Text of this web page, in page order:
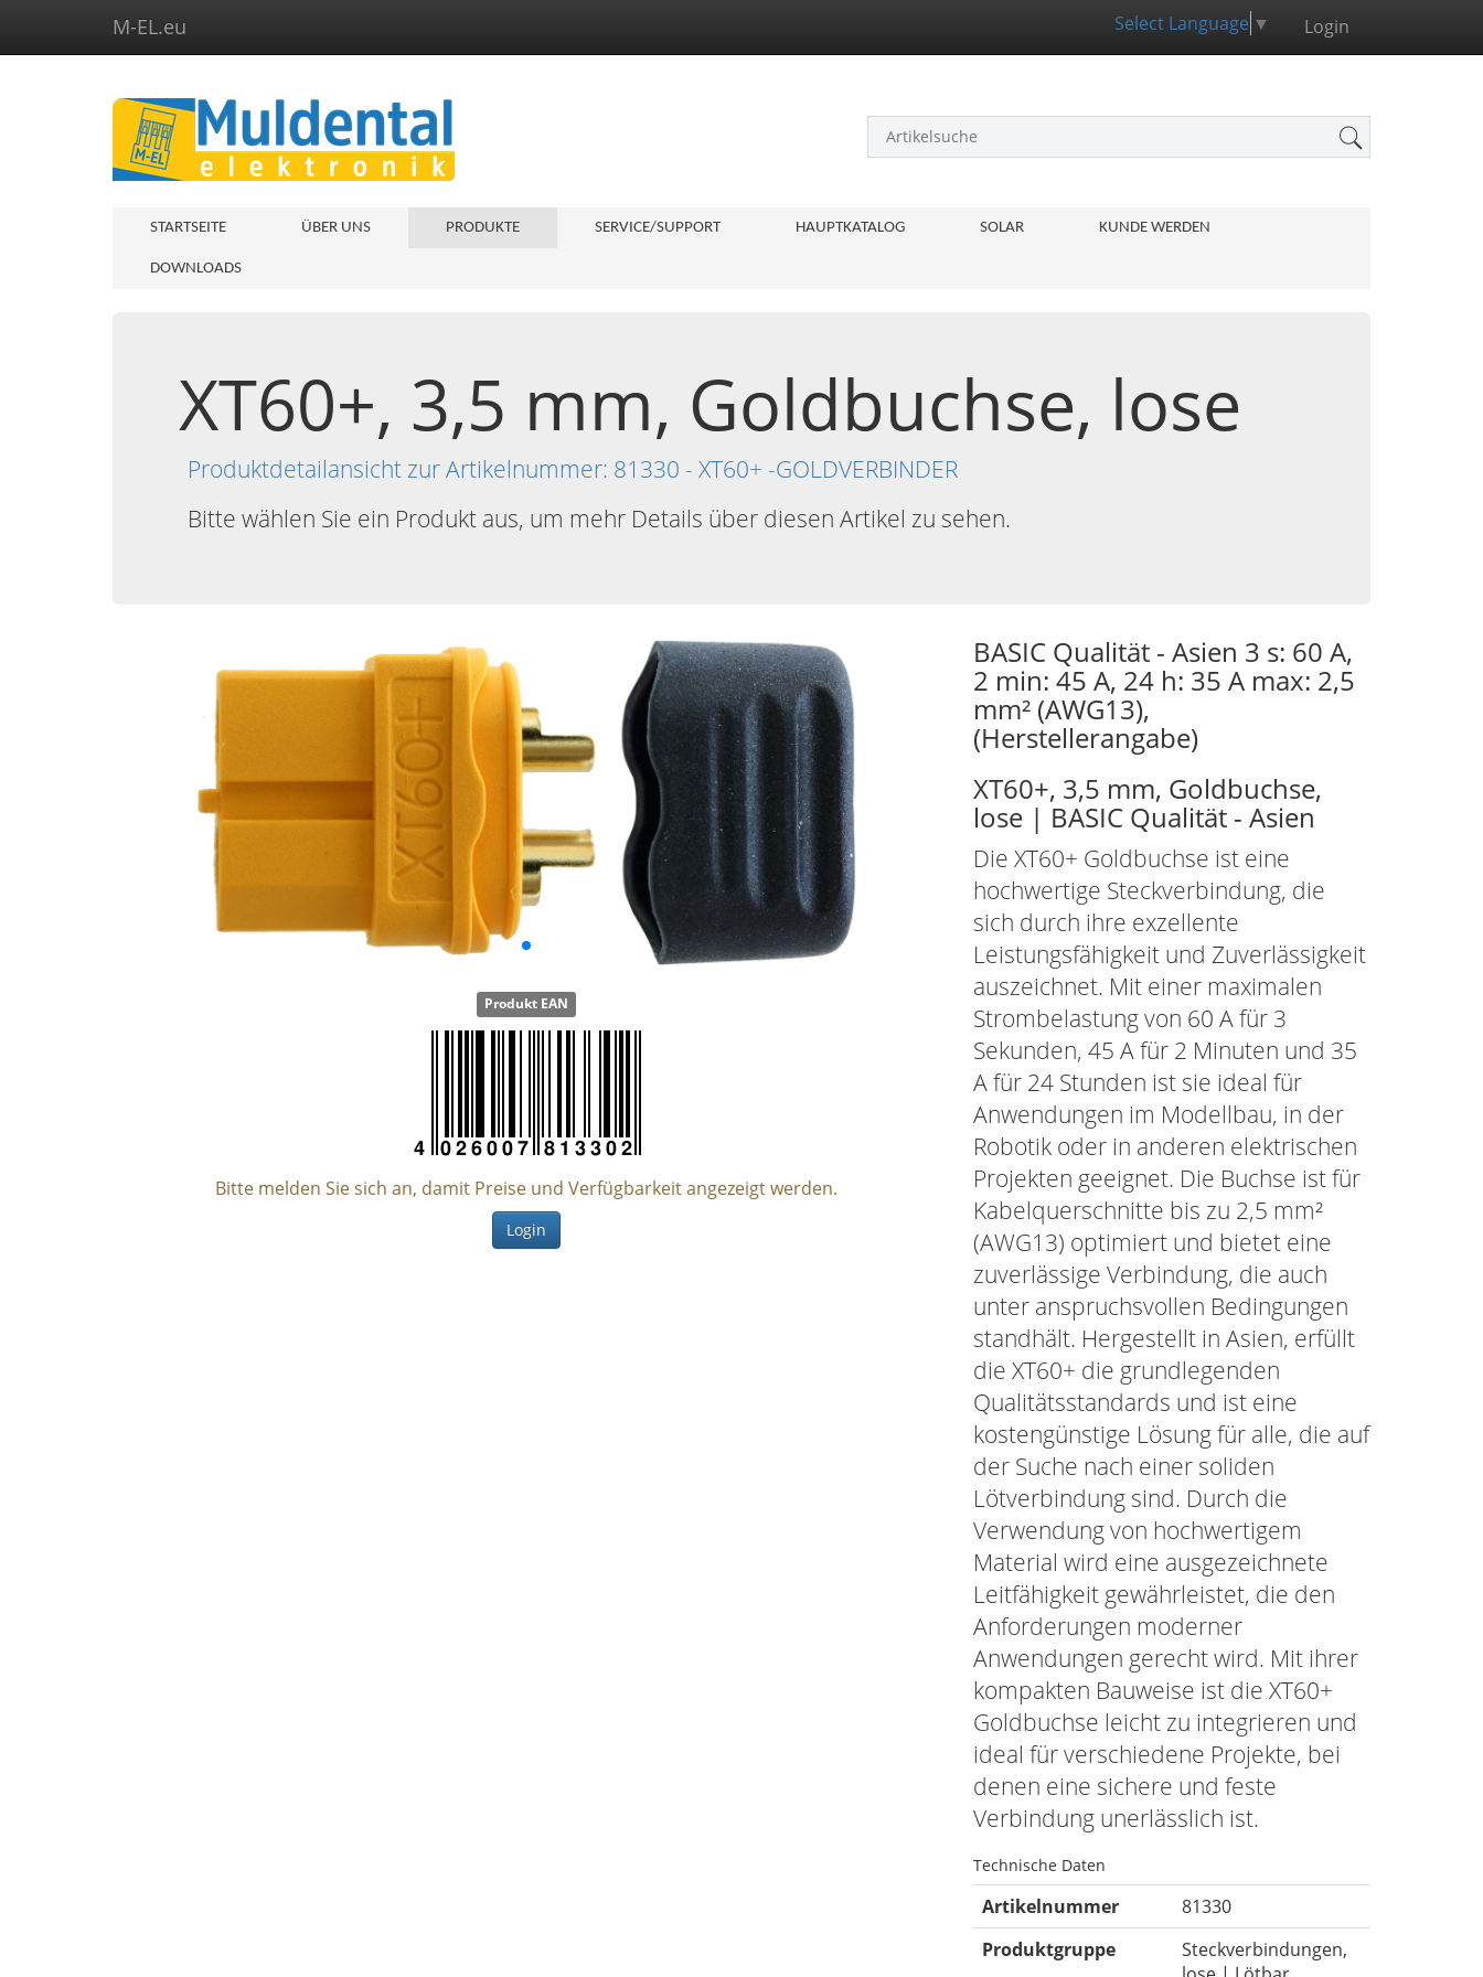
M-EL.eu Select Language ▼ Login
STARTSEITE ÜBER UNS PRODUKTE SERVICE/SUPPORT HAUPTKATALOG SOLAR KUNDE WERDEN
DOWNLOADS
XT60+, 3,5 mm, Goldbuchse, lose
Produktdetailansicht zur Artikelnummer: 81330 - XT60+ -GOLDVERBINDER
Bitte wählen Sie ein Produkt aus, um mehr Details über diesen Artikel zu sehen.
Produkt EAN
Bitte melden Sie sich an, damit Preise und Verfügbarkeit angezeigt werden.
Login
BASIC Qualität - Asien 3 s: 60 A,
2 min: 45 A, 24 h: 35 A max: 2,5
mm² (AWG13),
(Herstellerangabe)
XT60+, 3,5 mm, Goldbuchse,
lose | BASIC Qualität - Asien
Die XT60+ Goldbuchse ist eine
hochwertige Steckverbindung, die
sich durch ihre exzellente
Leistungsfähigkeit und Zuverlässigkeit
auszeichnet. Mit einer maximalen
Strombelastung von 60 A für 3
Sekunden, 45 A für 2 Minuten und 35
A für 24 Stunden ist sie ideal für
Anwendungen im Modellbau, in der
Robotik oder in anderen elektrischen
Projekten geeignet. Die Buchse ist für
Kabelquerschnitte bis zu 2,5 mm²
(AWG13) optimiert und bietet eine
zuverlässige Verbindung, die auch
unter anspruchsvollen Bedingungen
standhält. Hergestellt in Asien, erfüllt
die XT60+ die grundlegenden
Qualitätsstandards und ist eine
kostengünstige Lösung für alle, die auf
der Suche nach einer soliden
Lötverbindung sind. Durch die
Verwendung von hochwertigem
Material wird eine ausgezeichnete
Leitfähigkeit gewährleistet, die den
Anforderungen moderner
Anwendungen gerecht wird. Mit ihrer
kompakten Bauweise ist die XT60+
Goldbuchse leicht zu integrieren und
ideal für verschiedene Projekte, bei
denen eine sichere und feste
Verbindung unerlässlich ist.
Technische Daten
Artikelnummer
81330
Produktgruppe
Steckverbindungen,